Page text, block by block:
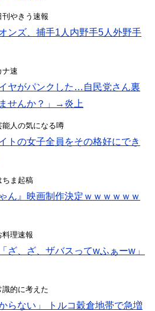
刊やきう速報
ンズ、捕手1人内野手5人外野手
ナ速
ヤがパンクした…自民党さん裏
せんか？」→炎上
能人の気になる噂
トの女子全員をその格好にでき
ちま起稿
ん』映画制作決定ｗｗｗｗｗｗ
料理速報
ざ、ざ、ザバスってwふぁーw」
識的に考えた
らない」 トルコ穀倉地帯で急増